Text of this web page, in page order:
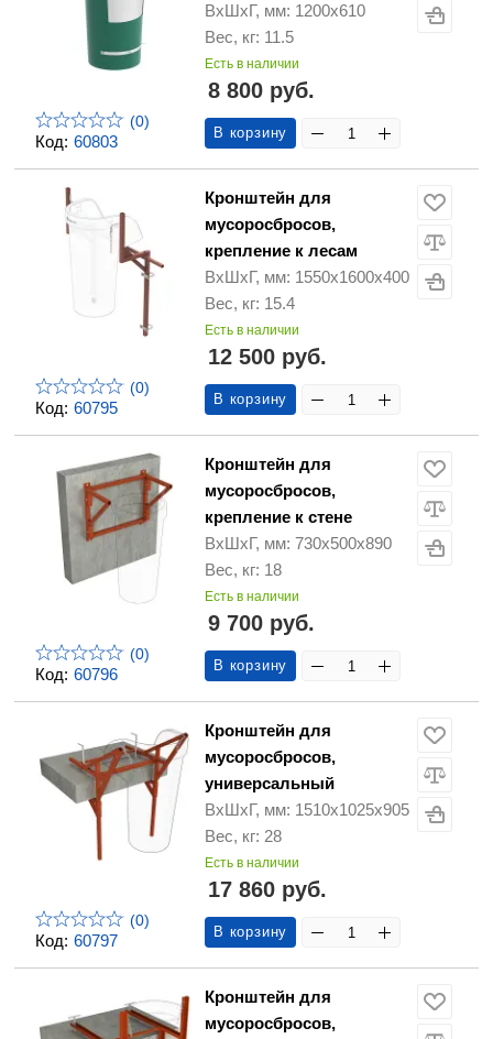
Код: 60803
(0)
ВхШхГ, мм: 1200х610
Вес, кг: 11.5
Есть в наличии
8 800 руб.
В корзину
Код: 60795
(0)
Кронштейн для
мусоросбросов,
крепление к лесам
ВхШхГ, мм: 1550х1600х400
Вес, кг: 15.4
Есть в наличии
12 500 руб.
В корзину
Код: 60796
(0)
Кронштейн для
мусоросбросов,
крепление к стене
ВхШхГ, мм: 730х500х890
Вес, кг: 18
Есть в наличии
9 700 руб.
В корзину
Код: 60797
(0)
Кронштейн для
мусоросбросов,
универсальный
ВхШхГ, мм: 1510х1025х905
Вес, кг: 28
Есть в наличии
17 860 руб.
В корзину
Кронштейн для
мусоросбросов,